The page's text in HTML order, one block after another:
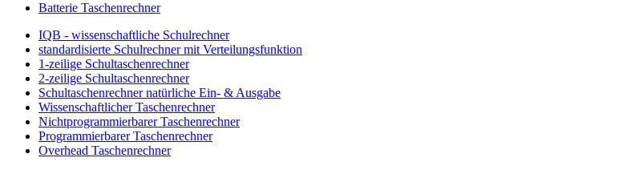
Batterie Taschenrechner
IQB - wissenschaftliche Schulrechner
standardisierte Schulrechner mit Verteilungsfunktion
1-zeilige Schultaschenrechner
2-zeilige Schultaschenrechner
Schultaschenrechner natürliche Ein- & Ausgabe
Wissenschaftlicher Taschenrechner
Nichtprogrammierbarer Taschenrechner
Programmierbarer Taschenrechner
Overhead Taschenrechner